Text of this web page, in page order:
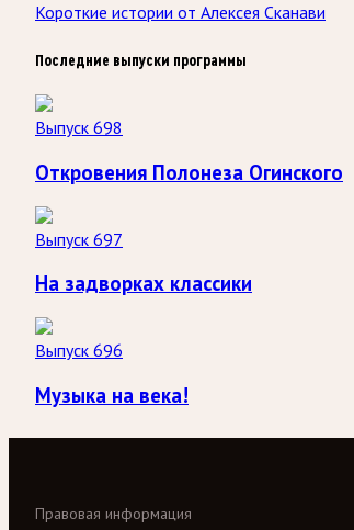
Короткие истории от Алексея Сканави
Последние выпуски программы
Выпуск 698
Откровения Полонеза Огинского
Выпуск 697
На задворках классики
Выпуск 696
Музыка на века!
Правовая информация